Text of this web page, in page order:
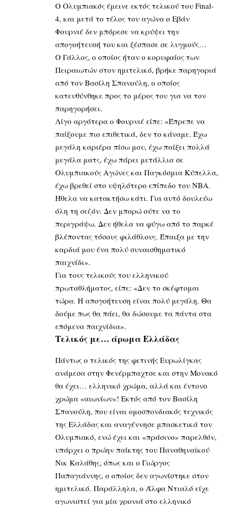
Ο Ολυμπιακός έμεινε εκτός τελικού του Final-
4, και μετά το τέλος του αγώνα ο Εβάν
Φουρνιέ δεν μπόρεσε να κρύψει την
απογοήτευσή του και ξέσπασε σε λυγμούς…
Ο Γάλλος, ο οποίος ήταν ο κορυφαίος των
Πειραιωτών στον ημιτελικό, βρήκε παρηγοριά
από τον Βασίλη Σπανούλη, ο οποίος
κατευθύνθηκε προς το μέρος του για να τον
παρηγορήσει.
Λίγο αργότερα ο Φουρνιέ είπε: «Έπρεπε να
παίξουμε πιο επιθετικά, δεν το κάναμε. Έχω
μεγάλη καριέρα πίσω μου, έχω παίξει πολλά
μεγάλα ματς, έχω πάρει μετάλλια σε
Ολυμπιακούς Αγώνες και Παγκόσμια Κύπελλα,
έχω βρεθεί στο υψηλότερο επίπεδο του ΝΒΑ.
Ήθελα να κατακτήσω κάτι. Για αυτό δουλεύω
όλη τη σεζόν. Δεν μπορώ ούτε να το
περιγράψω. Δεν ήθελα να φύγω από το παρκέ
βλέποντας τόσους φιλάθλους. Έπαιξα με την
καρδιά μου ένα πολύ συναισθηματικό
παιχνίδι».
Για τους τελικούς του ελληνικού
πρωταθλήματος, είπε: «Δεν το σκέφτομαι
τώρα. Η απογοήτευση είναι πολύ μεγάλη. Θα
δούμε πως θα πάει, θα δώσουμε τα πάντα στα
επόμενα παιχνίδια».
Τελικός με… άρωμα Ελλάδας
Πάντως ο τελικός της φετινής Ευρωλίγκας
ανάμεσα στην Φενέρμπαχτσε και στην Μονακό
θα έχει… ελληνικό χρώμα, αλλά και έντονο
χρώμα «αιωνίων»! Εκτός από τον Βασίλη
Σπανούλη, που είναι ομοσπονδιακός τεχνικός
της Ελλάδας και αναγέννησε μπασκετικά τον
Ολυμπιακό, ενώ έχει και «πράσινο» παρελθόν,
υπάρχει ο πρώην παίκτης του Παναθηναϊκού
Νικ Καλάθης, όπως και ο Γιώργος
Παπαγιάννης, ο οποίος δεν αγωνίστηκε στον
ημιτελικό. Παράλληλα, ο Άλφα Ντιαλό είχε
αγωνιστεί για μία χρονιά στο ελληνικό